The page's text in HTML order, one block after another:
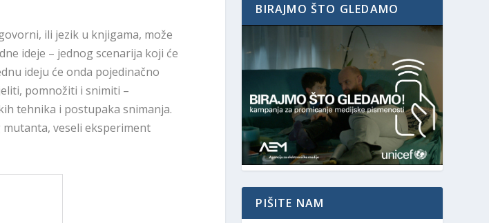
ili jezik u knjigama, može
ideje – jednog scenarija koji će
ideju će onda pojedinačno
pomnožiti i snimiti –
tehnika i postupaka snimanja.
veseli eksperiment
BIRAJMO ŠTO GLEDAMO
PIŠITE NAM